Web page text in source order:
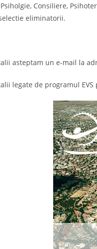
Consiliere,
eliminatorii.
asteptam un e-mail la
legate de programul